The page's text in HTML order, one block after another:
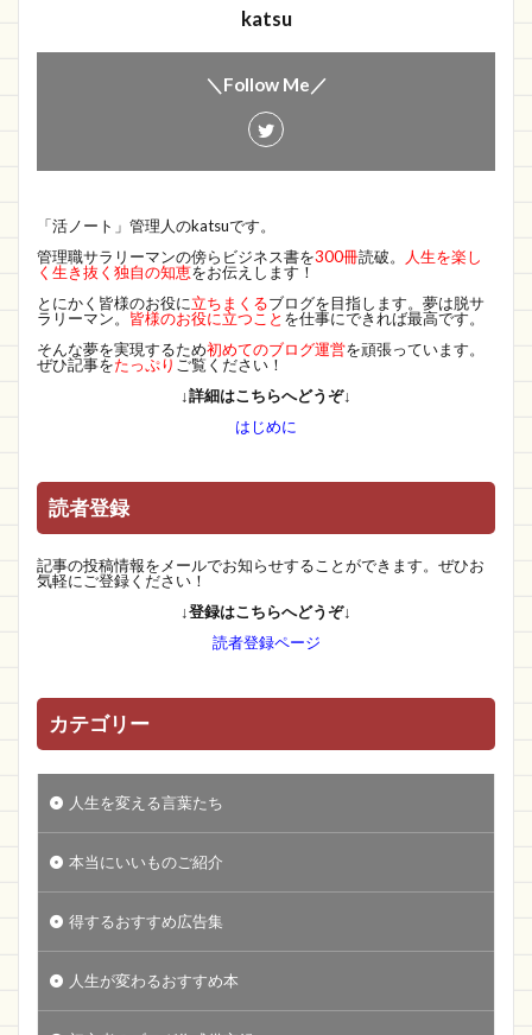
katsu
＼Follow Me／
「活ノート」管理人のkatsuです。
管理職サラリーマンの傍らビジネス書を300冊読破。
人生を楽し
く生き抜く独自の知恵をお伝えします！
とにかく皆様のお役に立ちまくるブログを目指します。夢は脱サ
ラリーマン。 皆様のお役に立つこと を仕事にできれば最高です。
そんな夢を実現するため初めてのブログ運営を頑張っています。
ぜひ記事をたっぷり ご覧ください！
↓詳細はこちらへどうぞ↓
はじめに
読者登録
記事の投稿情報をメールでお知らせすることができます。ぜひお
気軽にご登録ください！
↓登録はこちらへどうぞ↓
読者登録ページ
カテゴリー
人生を変える言葉たち
本当にいいものご紹介
得するおすすめ広告集
人生が変わるおすすめ本